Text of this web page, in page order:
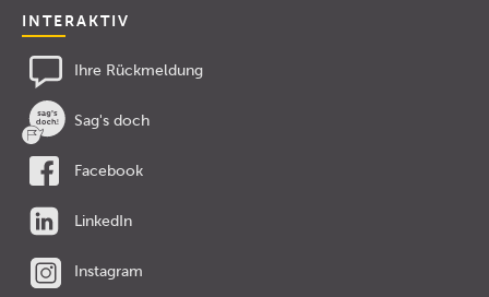
INTERAKTIV
Ihre Rückmeldung
Sag's doch
Facebook
LinkedIn
Instagram